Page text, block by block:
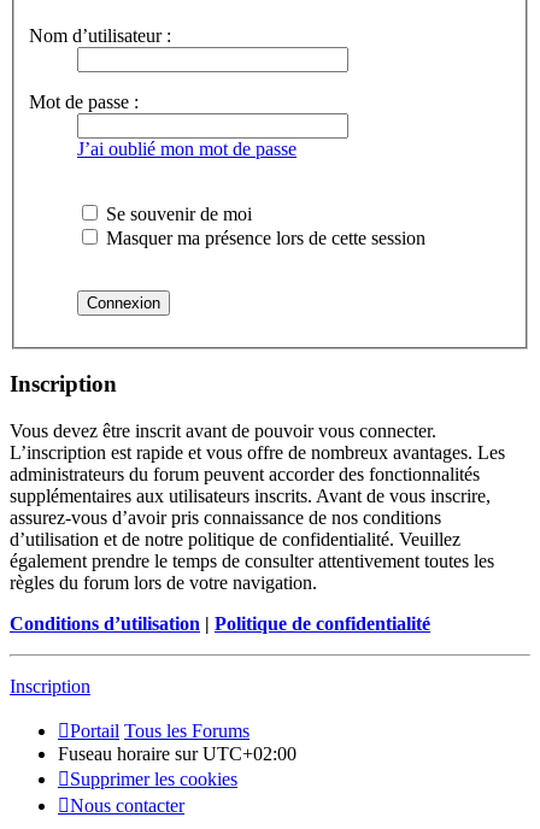
Nom d’utilisateur :
Mot de passe :
J’ai oublié mon mot de passe
Se souvenir de moi
Masquer ma présence lors de cette session
Inscription
Vous devez être inscrit avant de pouvoir vous connecter.
L’inscription est rapide et vous offre de nombreux avantages. Les
administrateurs du forum peuvent accorder des fonctionnalités
supplémentaires aux utilisateurs inscrits. Avant de vous inscrire,
assurez-vous d’avoir pris connaissance de nos conditions
d’utilisation et de notre politique de confidentialité. Veuillez
également prendre le temps de consulter attentivement toutes les
règles du forum lors de votre navigation.
Conditions d’utilisation | Politique de confidentialité
Inscription
Portail Tous les Forums
Fuseau horaire surUTC+02:00
Supprimer les cookies
Nous contacter